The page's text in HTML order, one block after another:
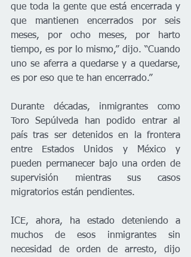
que toda la gente que está encerrada y
que mantienen encerrados por seis
meses, por ocho meses, por harto
tiempo, es por lo mismo,” dijo. “Cuando
uno se aferra a quedarse y a quedarse,
es por eso que te han encerrado.”
Durante décadas, inmigrantes como
Toro Sepúlveda han podido entrar al
país tras ser detenidos en la frontera
entre Estados Unidos y México y
pueden permanecer bajo una orden de
supervisión mientras sus casos
migratorios están pendientes.
ICE, ahora, ha estado deteniendo a
muchos de esos inmigrantes sin
necesidad de orden de arresto, dijo